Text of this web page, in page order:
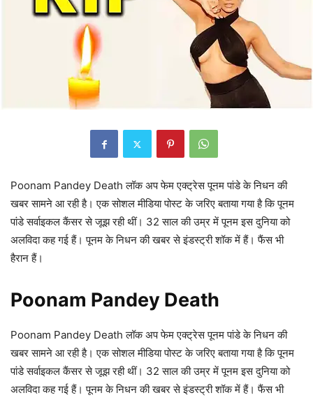
Poonam Pandey Death लॉक अप फेम एक्ट्रेस पूनम पांडे के निधन की
खबर सामने आ रही है। एक सोशल मीडिया पोस्ट के जरिए बताया गया है कि पूनम
पांडे सर्वाइकल कैंसर से जूझ रही थीं। 32 साल की उम्र में पूनम इस दुनिया को
अलविदा कह गई हैं। पूनम के निधन की खबर से इंडस्ट्री शॉक में हैं। फैंस भी
हैरान हैं।
Poonam Pandey Death
Poonam Pandey Death लॉक अप फेम एक्ट्रेस पूनम पांडे के निधन की
खबर सामने आ रही है। एक सोशल मीडिया पोस्ट के जरिए बताया गया है कि पूनम
पांडे सर्वाइकल कैंसर से जूझ रही थीं। 32 साल की उम्र में पूनम इस दुनिया को
अलविदा कह गई हैं। पूनम के निधन की खबर से इंडस्ट्री शॉक में हैं। फैंस भी